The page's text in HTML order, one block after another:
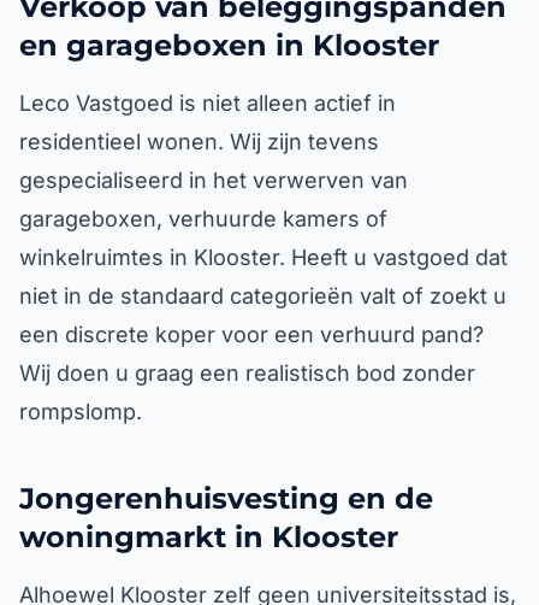
en garageboxen in Klooster
Leco Vastgoed is niet alleen actief in
residentieel wonen. Wij zijn tevens
gespecialiseerd in het verwerven van
garageboxen, verhuurde kamers of
winkelruimtes in Klooster. Heeft u vastgoed dat
niet in de standaard categorieën valt of zoekt u
een discrete koper voor een verhuurd pand?
Wij doen u graag een realistisch bod zonder
rompslomp.
Jongerenhuisvesting en de
woningmarkt in Klooster
Alhoewel Klooster zelf geen universiteitsstad is,